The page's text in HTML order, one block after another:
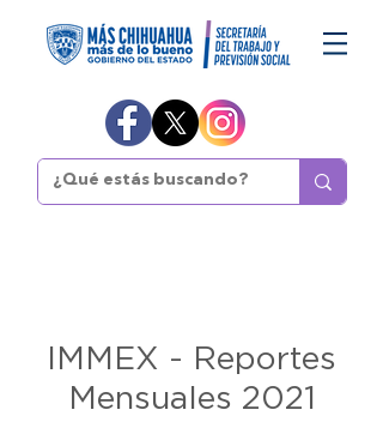
IMMEX - Reportes
Mensuales 2021